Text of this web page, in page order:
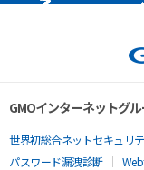
GMOインターネットグ
世界初総合ネットセキュリ
パスワード漏洩診断